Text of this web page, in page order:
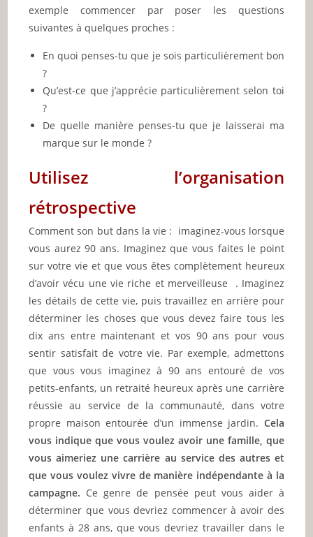
exemple commencer par poser les questions
suivantes à quelques proches :
En quoi penses-tu que je sois particulièrement bon
?
Qu’est-ce que j’apprécie particulièrement selon toi
?
De quelle manière penses-tu que je laisserai ma
marque sur le monde ?
Utilisez l’organisation
rétrospective
Comment son but dans la vie : imaginez-vous lorsque
vous aurez 90 ans. Imaginez que vous faites le point
sur votre vie et que vous êtes complètement heureux
d’avoir vécu une vie riche et merveilleuse . Imaginez
les détails de cette vie, puis travaillez en arrière pour
déterminer les choses que vous devez faire tous les
dix ans entre maintenant et vos 90 ans pour vous
sentir satisfait de votre vie. Par exemple, admettons
que vous vous imaginez à 90 ans entouré de vos
petits-enfants, un retraité heureux après une carrière
réussie au service de la communauté, dans votre
propre maison entourée d’un immense jardin. Cela
vous indique que vous voulez avoir une famille, que
vous aimeriez une carrière au service des autres et
que vous voulez vivre de manière indépendante à la
campagne. Ce genre de pensée peut vous aider à
déterminer que vous devriez commencer à avoir des
enfants à 28 ans, que vous devriez travailler dans le